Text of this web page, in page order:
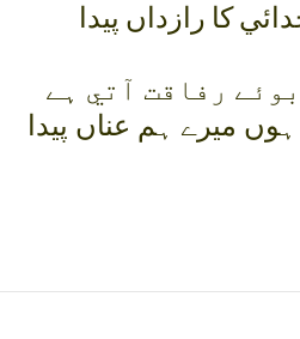
کا رازداں پيدا
رفاقت آتي ہے
ميرے ہم عناں پيدا